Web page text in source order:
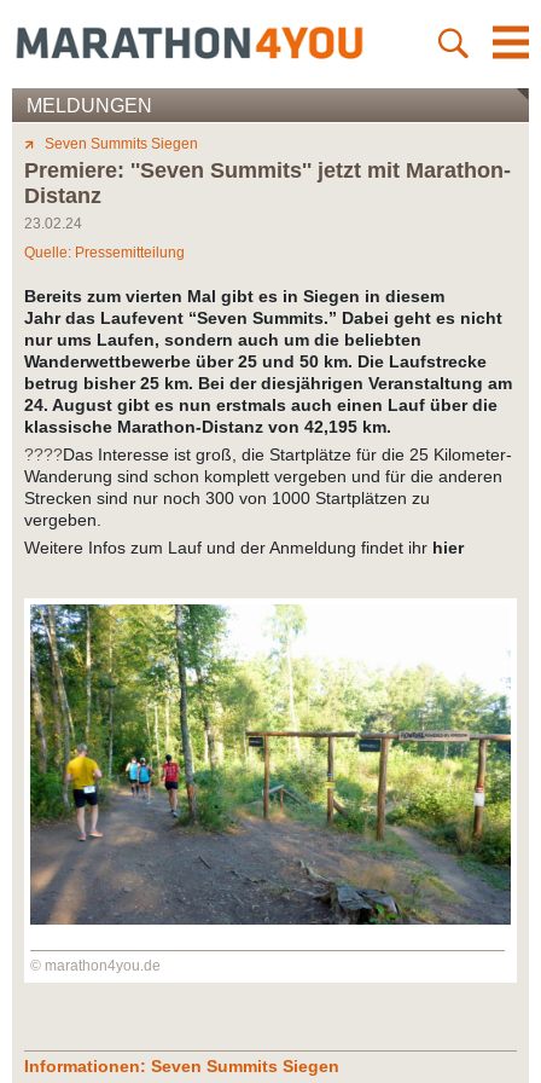
MELDUNGEN
Seven Summits Siegen
Premiere: ''Seven Summits'' jetzt mit Marathon-
Distanz
23.02.24
Quelle: Pressemitteilung
Bereits zum vierten Mal gibt es in Siegen in diesem
Jahrdas Laufevent “Seven Summits.” Dabei geht es nicht
nur ums Laufen, sondern auch um die beliebten
Wanderwettbewerbe über 25 und 50 km. Die Laufstrecke
betrug bisher 25 km. Bei der diesjährigen Veranstaltung am
24. August gibt es nun erstmals auch einen Lauf über die
klassische Marathon-Distanz von 42,195 km.
????Das Interesse ist groß, die Startplätze für die 25 Kilometer-
Wanderung sind schon komplett vergeben und für die anderen
Strecken sind nur noch 300 von 1000 Startplätzen zu
vergeben.
Weitere Infos zum Lauf und der Anmeldung findet ihr hier
© marathon4you.de
Informationen: Seven Summits Siegen